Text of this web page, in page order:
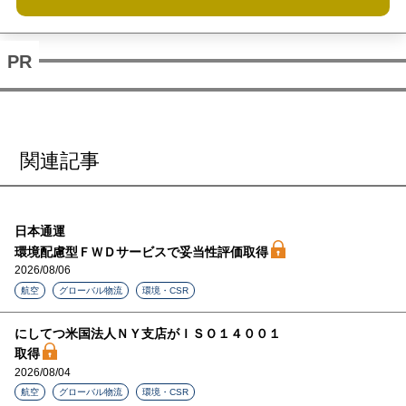
関連記事
日本通運
環境配慮型ＦＷＤサービスで妥当性評価取得
2026/08/06
航空 グローバル物流 環境・CSR
にしてつ米国法人ＮＹ支店がＩＳＯ１４００１
取得
2026/08/04
航空 グローバル物流 環境・CSR